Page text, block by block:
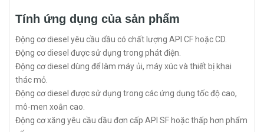
Tính ứng dụng của sản phẩm
Động cơ diesel yêu cầu dầu có chất lượng API CF hoặc CD.
Động cơ diesel được sử dụng trong phát điện.
Động cơ diesel dùng để làm máy ủi, máy xúc và thiết bị khai
thác mỏ.
Động cơ diesel được sử dụng trong các ứng dụng tốc độ cao,
mô-men xoắn cao.
Động cơ xăng yêu cầu dầu đơn cấp API SF hoặc thấp hơn phẩm